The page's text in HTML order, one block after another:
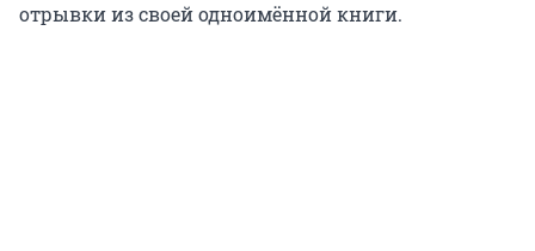
отрывки из своей одноимённой книги.